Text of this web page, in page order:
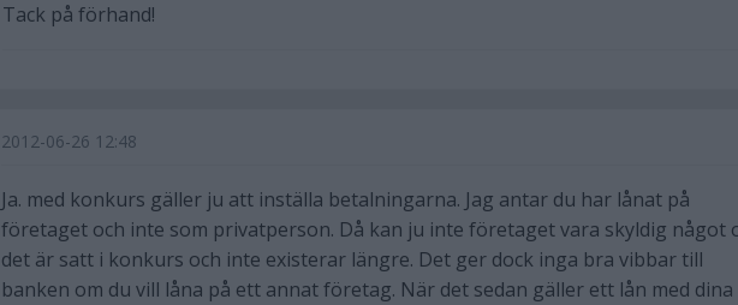
Tack på förhand!
2012-06-26 12:48
Ja. med konkurs gäller ju att inställa betalningarna. Jag antar du har lånat på
företaget och inte som privatperson. Då kan ju inte företaget vara skyldig något
det är satt i konkurs och inte existerar längre. Det ger dock inga bra vibbar till
banken om du vill låna på ett annat företag. När det sedan gäller ett lån med dina